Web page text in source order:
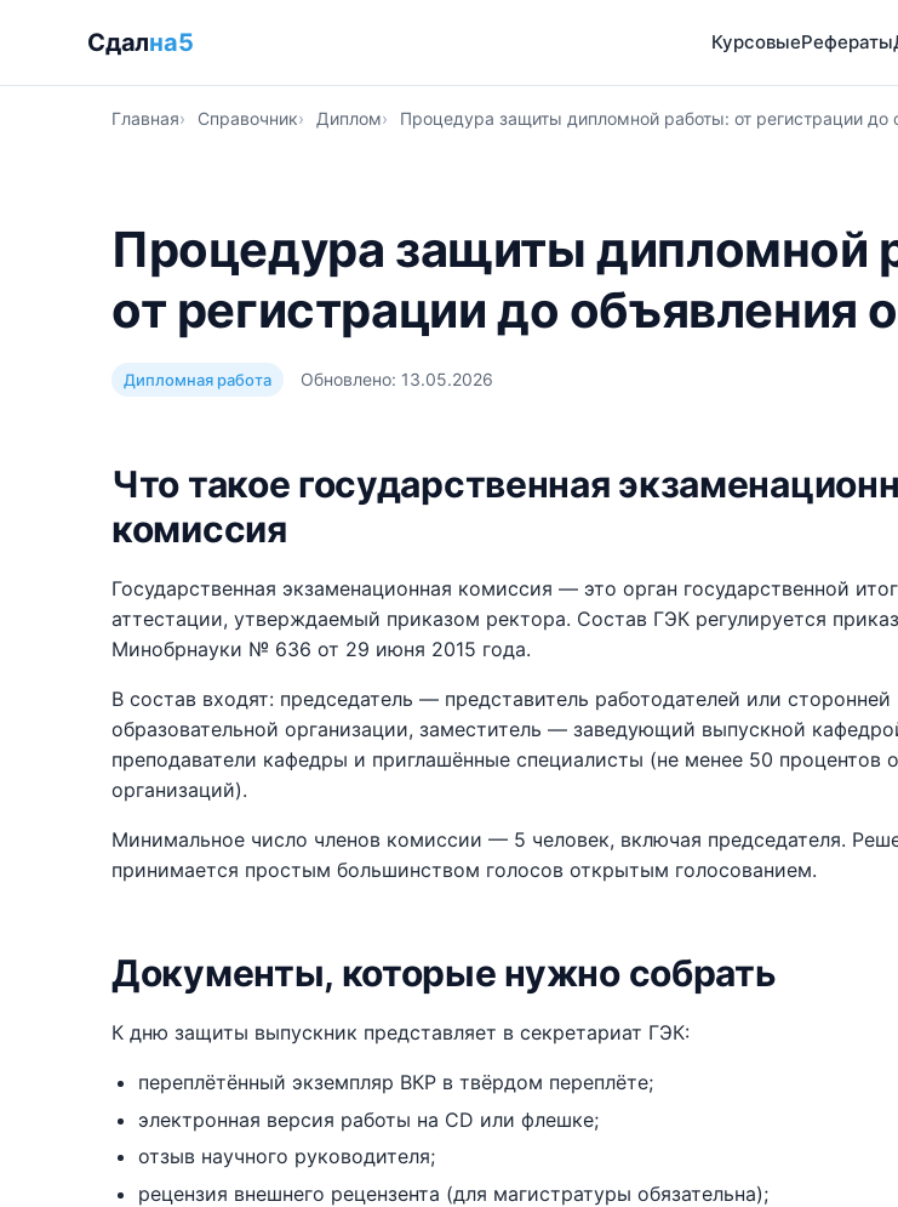
Сдална5 КурсовыеРефераты
Главная Справочник Диплом Процедура защиты дипломной работы: от регистрации до
Процедура защиты дипломной
от регистрации до объявления
Дипломная работа Обновлено: 13.05.2026
Что такое государственная
комиссия
Государственная экзаменационная комиссия — это орган государственной
аттестации, утверждаемый приказом ректора. Состав ГЭК регулируется
Минобрнауки № 636 от 29 июня 2015 года.
В состав входят: председатель — представитель работодателей или сторонней
образовательной организации, заместитель — заведующий выпускной
преподаватели кафедры и приглашённые специалисты (не менее 50 процентов
организаций).
Минимальное число членов комиссии — 5 человек, включая председателя.
принимается простым большинством голосов открытым голосованием.
Документы, которые нужно собрать
К дню защиты выпускник представляет в секретариат ГЭК:
переплётённый экземпляр ВКР в твёрдом переплёте;
электронная версия работы на CD или флешке;
отзыв научного руководителя;
рецензия внешнего рецензента (для магистратуры обязательна);